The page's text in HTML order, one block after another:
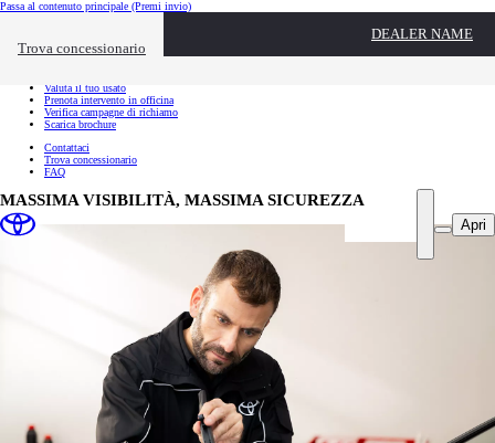
Passa al contenuto principale (Premi invio)
Trova concessionario
DEALER NAME
Link utili Chiudi overlay
Valuta il tuo usato
Prenota intervento in officina
Verifica campagne di richiamo
Scarica brochure
Contattaci
Trova concessionario
FAQ
Apri
MASSIMA VISIBILITÀ, MASSIMA SICUREZZA